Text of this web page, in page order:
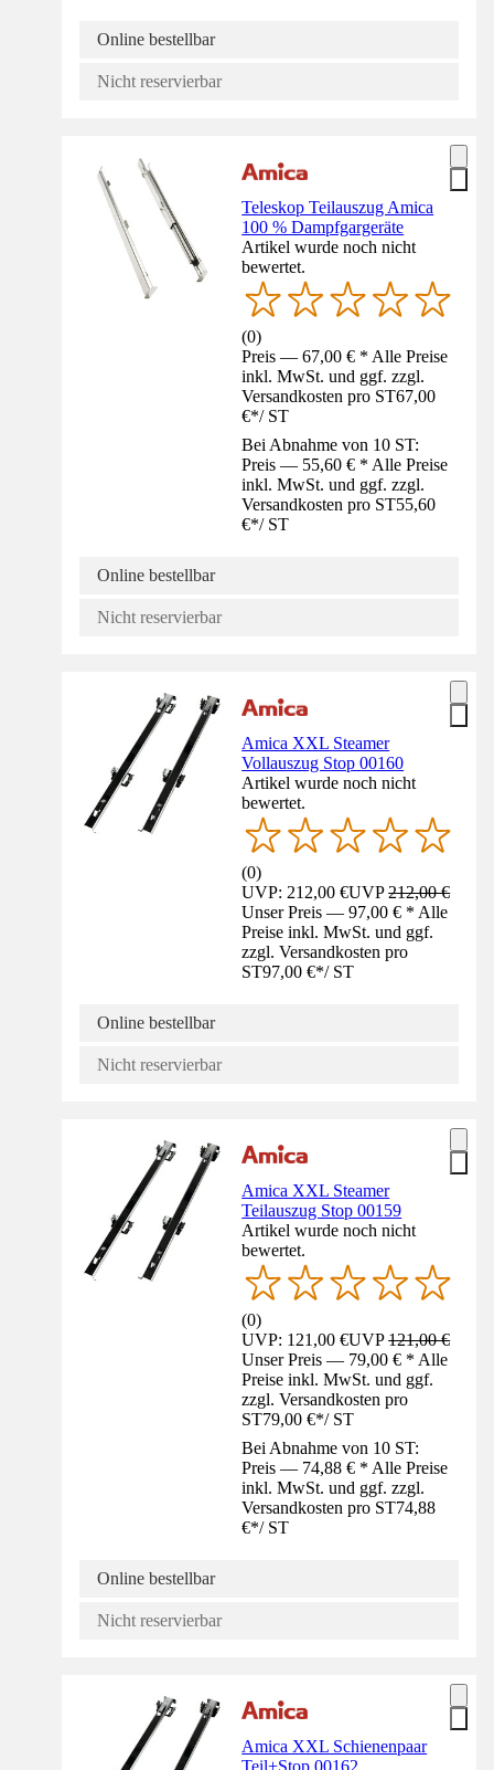
Online bestellbar
Nicht reservierbar
Teleskop Teilauszug Amica
100 % Dampfgargeräte
Artikel wurde noch nicht
bewertet.
(0)
Preis — 67,00 € * Alle Preise
inkl. MwSt. und ggf. zzgl.
Versandkosten pro ST67,00
€*/ ST
Bei Abnahme von 10 ST:
Preis — 55,60 € * Alle Preise
inkl. MwSt. und ggf. zzgl.
Versandkosten pro ST55,60
€*/ ST
Online bestellbar
Nicht reservierbar
Amica XXL Steamer
Vollauszug Stop 00160
Artikel wurde noch nicht
bewertet.
(0)
UVP: 212,00 €UVP212,00 €
Unser Preis — 97,00 € * Alle
Preise inkl. MwSt. und ggf.
zzgl. Versandkosten pro
ST97,00 €*/ ST
Online bestellbar
Nicht reservierbar
Amica XXL Steamer
Teilauszug Stop 00159
Artikel wurde noch nicht
bewertet.
(0)
UVP: 121,00 €UVP121,00 €
Unser Preis — 79,00 € * Alle
Preise inkl. MwSt. und ggf.
zzgl. Versandkosten pro
ST79,00 €*/ ST
Bei Abnahme von 10 ST:
Preis — 74,88 € * Alle Preise
inkl. MwSt. und ggf. zzgl.
Versandkosten pro ST74,88
€*/ ST
Online bestellbar
Nicht reservierbar
Amica XXL Schienenpaar
Teil+Stop 00162